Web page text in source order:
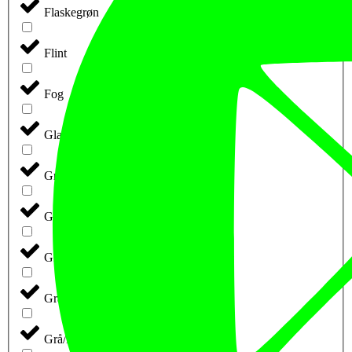
Flaskegrøn
Flint
Fog
Glacial (retail)
Grå
Grå m. Blå Tryk
Grå Melange
Grå-Meleret
Grå/Blå